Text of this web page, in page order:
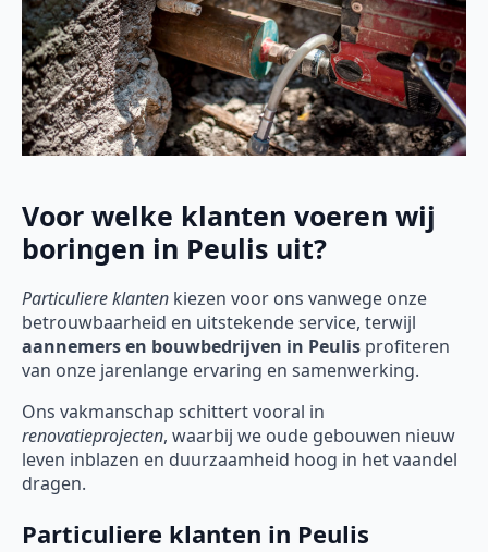
Voor welke klanten voeren wij
boringen in Peulis uit?
Particuliere klanten kiezen voor ons vanwege onze
betrouwbaarheid en uitstekende service, terwijl
aannemers en bouwbedrijven in Peulis profiteren
van onze jarenlange ervaring en samenwerking.
Ons vakmanschap schittert vooral in
renovatieprojecten, waarbij we oude gebouwen nieuw
leven inblazen en duurzaamheid hoog in het vaandel
dragen.
Particuliere klanten in Peulis